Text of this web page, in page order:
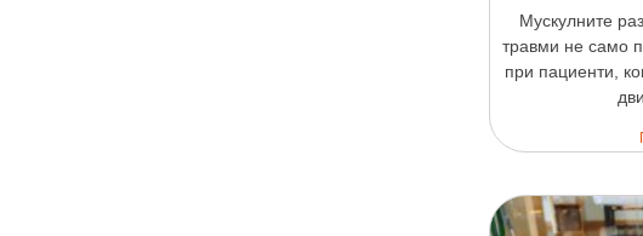
Мускулните
травми не само
при пациенти,